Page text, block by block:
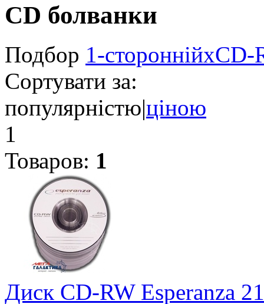
CD болванки
Подбор 1-стороннійxCD-
Сортувати за:
популярністю|ціною
1
Товаров: 1
Диск CD-RW Esperanza